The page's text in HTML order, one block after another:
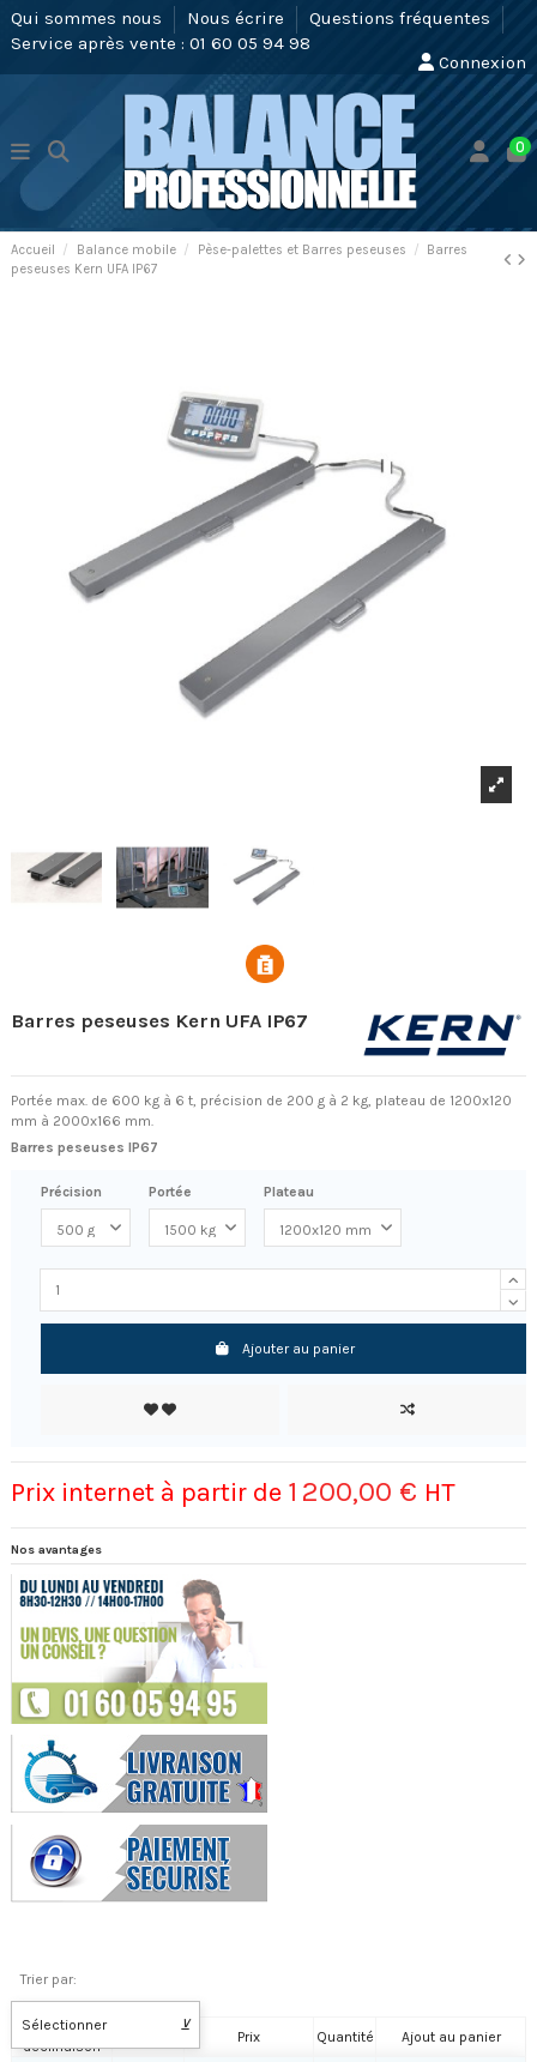
Qui sommes nous Nous écrire
Questions fréquentes
Service après vente : 01 60 05 94 98
Connexion
0
Accueil Balance mobile Pèse-palettes et Barres peseuses
Barres
peseuses Kern UFA IP67
Barres peseuses Kern UFA IP67
Portée max. de 600 kg à 6 t, précision de 200 g à 2 kg, plateau de 1200x120
mm à 2000x166 mm.
Barres peseuses IP67
Précision Portée Plateau
Ajouter au panier
Prix internet à partir de 1 200,00 € HT
Nos avantages
Trier par:
Sélectionner ⊻
Nom de la
déclinaison
Prix Quantité Ajout au panier